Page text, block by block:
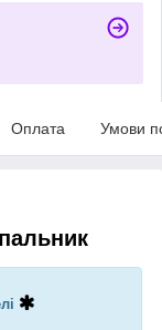
Оплата Умови